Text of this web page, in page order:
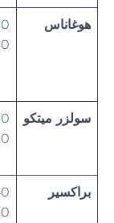
هوغاناس
سولزر ميتكو
براكسير